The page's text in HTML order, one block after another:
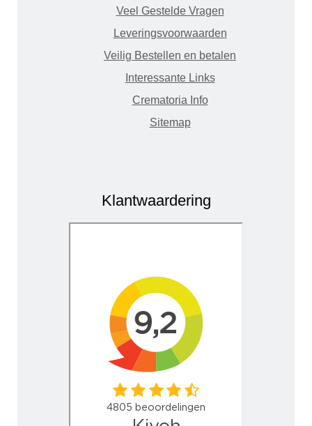
Veel Gestelde Vragen
Leveringsvoorwaarden
Veilig Bestellen en betalen
Interessante Links
Crematoria Info
Sitemap
Klantwaardering